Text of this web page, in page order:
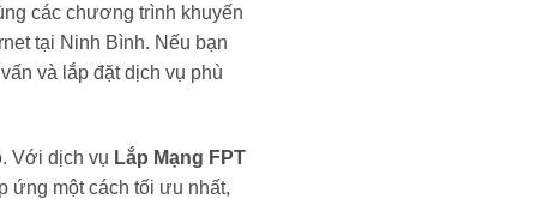
các chương trình khuyến
tại Ninh Bình. Nếu bạn
và lắp đặt dịch vụ phù
Với dịch vụ Lắp Mạng FPT
ứng một cách tối ưu nhất,